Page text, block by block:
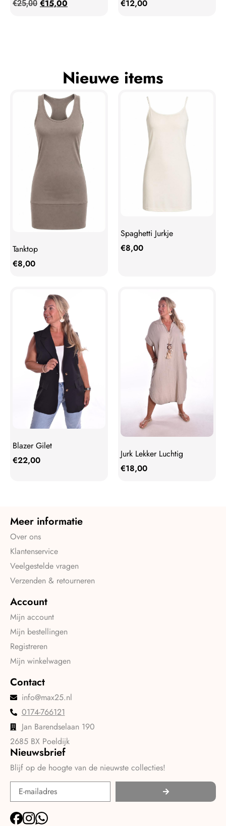
€25,00 €15,00 €12,00
Nieuwe items
Tanktop
€8,00
Spaghetti Jurkje
€8,00
Blazer Gilet
€22,00
Jurk Lekker Luchtig
€18,00
Meer informatie
Over ons
Klantenservice
Veelgestelde vragen
Verzenden & retourneren
Account
Mijn account
Mijn bestellingen
Registreren
Mijn winkelwagen
Contact
info@max25.nl
0174-766121
Jan Barendselaan 190
2685 BX Poeldijk
Nieuwsbrief
Blijf op de hoogte van de nieuwste collecties!